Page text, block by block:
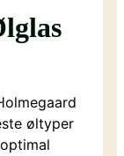
øltyper